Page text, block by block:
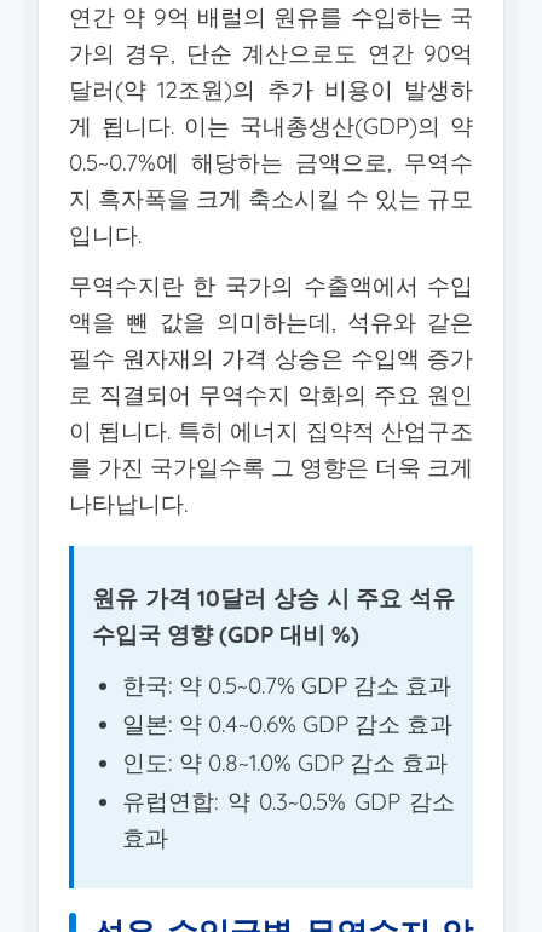
연간 약 9억 배럴의 원유를 수입하는 국
가의 경우, 단순 계산으로도 연간 90억
달러(약 12조원)의 추가 비용이 발생하
게 됩니다. 이는 국내총생산(GDP)의 약
0.5~0.7%에 해당하는 금액으로, 무역수
지 흑자폭을 크게 축소시킬 수 있는 규모
입니다.
무역수지란 한 국가의 수출액에서 수입
액을 뺀 값을 의미하는데, 석유와 같은
필수 원자재의 가격 상승은 수입액 증가
로 직결되어 무역수지 악화의 주요 원인
이 됩니다. 특히 에너지 집약적 산업구조
를 가진 국가일수록 그 영향은 더욱 크게
나타납니다.
원유 가격 10달러 상승 시 주요 석유
수입국 영향 (GDP 대비 %)
한국: 약 0.5~0.7% GDP 감소 효과
일본: 약 0.4~0.6% GDP 감소 효과
인도: 약 0.8~1.0% GDP 감소 효과
유럽연합: 약 0.3~0.5% GDP 감소
효과